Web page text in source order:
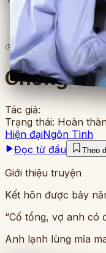
5lượt đọc ·
Chồng
Tác giả:
Trạng thái: Hoàn
Hiện đạiNgôn Tình
Đọc từ đầu
Theo
Giới thiệu truyện
Kết hôn được bảy
“Cố tổng, vợ anh có
Anh lạnh lùng mỉa